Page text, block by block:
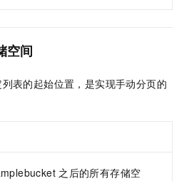
空间
表的起始位置，是实现手动分页的
之后的所有存储空